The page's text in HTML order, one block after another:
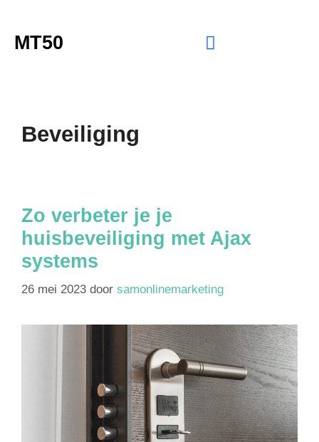
MT50
Beveiliging
Zo verbeter je je
huisbeveiliging met Ajax
systems
26 mei 2023 door samonlinemarketing